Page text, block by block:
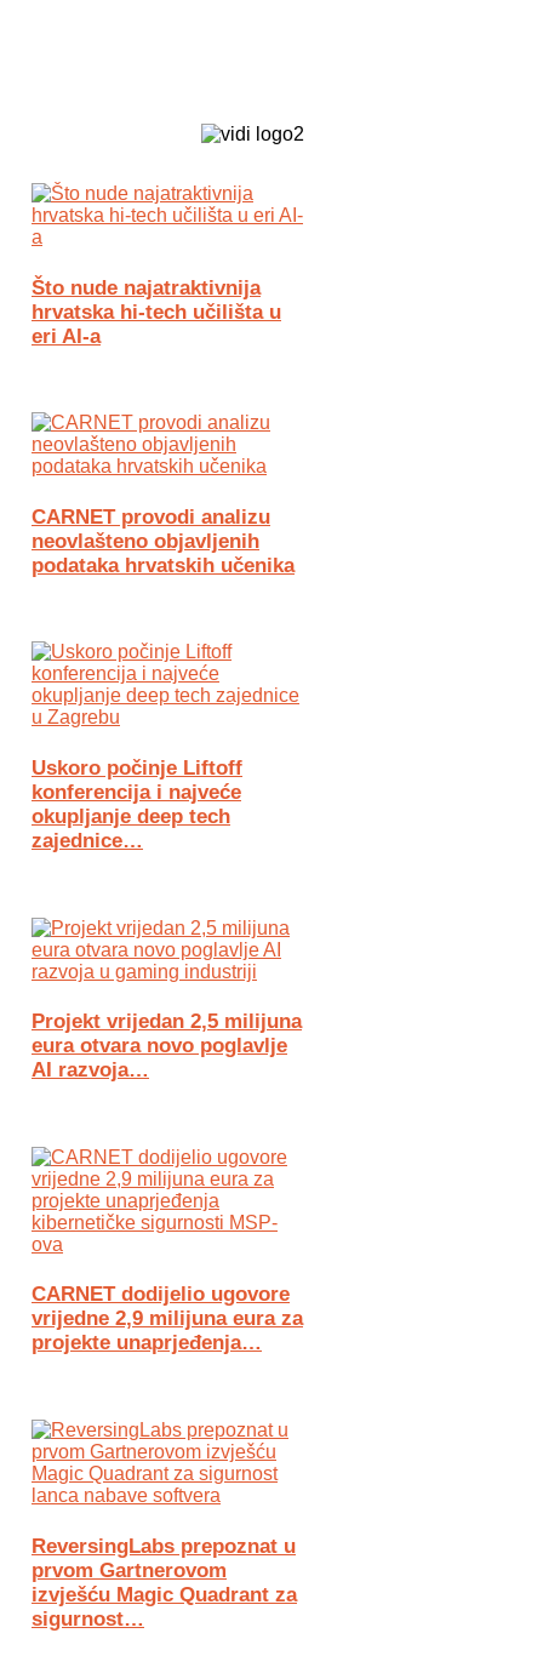
Što nude najatraktivnija
hrvatska hi-tech učilišta u
eri AI-a
CARNET provodi analizu
neovlašteno objavljenih
podataka hrvatskih učenika
Uskoro počinje Liftoff
konferencija i najveće
okupljanje deep tech
zajednice…
Projekt vrijedan 2,5 milijuna
eura otvara novo poglavlje
AI razvoja…
CARNET dodijelio ugovore
vrijedne 2,9 milijuna eura za
projekte unaprjeđenja…
ReversingLabs prepoznat u
prvom Gartnerovom
izvješću Magic Quadrant za
sigurnost…